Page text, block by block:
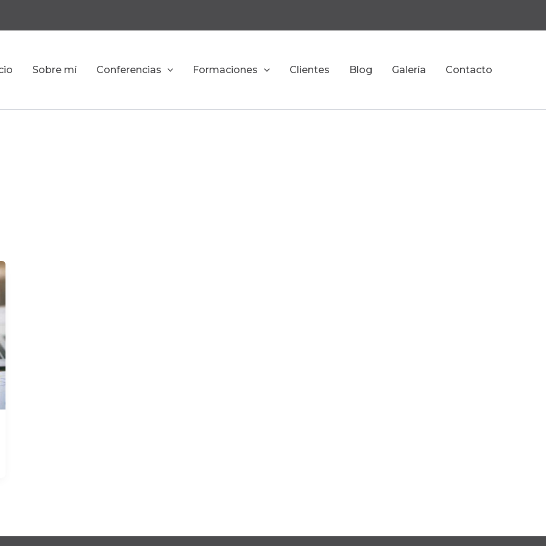
Sobre mí Conferencias Formaciones Clientes Blog Galería Contacto